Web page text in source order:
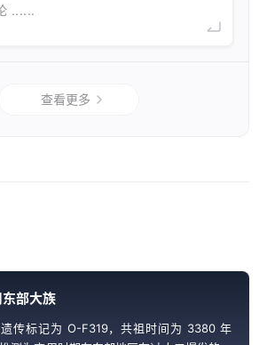
......
查看更多
部大族
传标记为 O-F319，共祖时间为 3380 年